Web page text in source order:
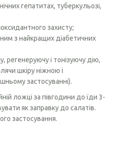
гепатитах, туберкульозі,
захисту;
з найкращих діабетичних
і тонізуючу дію,
шкіру ніжною і
застосуванні).
ложці за півгодини до їди 3-
як заправку до салатів.
застосування.